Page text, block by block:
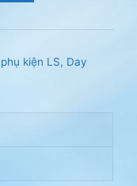
kiện LS, Day